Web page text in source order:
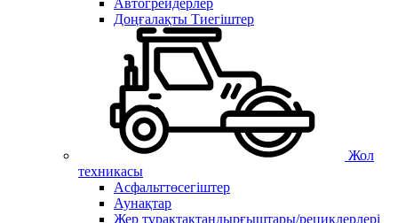
Автогрейдерлер
Доңғалақты Тиегіштер
Жол
техникасы
Асфальттөсегіштер
Аунақтар
Жер тұрақтақтандырғыштары/рециклерлері